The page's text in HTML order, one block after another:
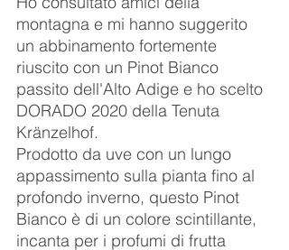
montagna e mi hanno suggerito
un abbinamento fortemente
riuscito con un Pinot Bianco
passito dell'Alto Adige e ho scelto
DORADO 2020 della Tenuta
Kränzelhof.
Prodotto da uve con un lungo
appassimento sulla pianta fino al
profondo inverno, questo Pinot
Bianco è di un colore scintillante,
incanta per i profumi di frutta